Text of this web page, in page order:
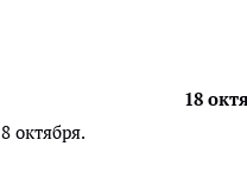
18
октября.